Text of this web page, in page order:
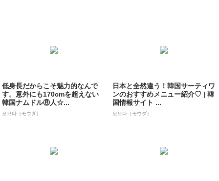
低身長だからこそ魅力的なんで
す。意外にも170cmを超えない
韓国ナムドル⑧人☆...
모으다［モウダ］
日本と全然違う！韓国サーティワ
ンのおすすめメニュー紹介♡ | 韓
国情報サイト ...
모으다［モウダ］